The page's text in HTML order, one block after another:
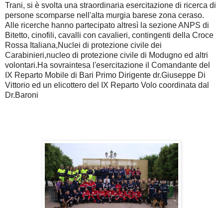
Trani, si è svolta una straordinaria esercitazione di ricerca di
persone scomparse nell'alta murgia barese zona ceraso.
Alle ricerche hanno partecipato altresì la sezione ANPS di
Bitetto, cinofili, cavalli con cavalieri, contingenti della Croce
Rossa Italiana,Nuclei di protezione civile dei
Carabinieri,nucleo di protezione civile di Modugno ed altri
volontari.Ha sovraintesa l'esercitazione il Comandante del
IX Reparto Mobile di Bari Primo Dirigente dr.Giuseppe Di
Vittorio ed un elicottero del IX Reparto Volo coordinata dal
Dr.Baroni